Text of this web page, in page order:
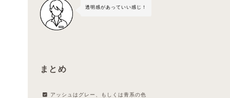
透明感があっていい感じ！
まとめ
アッシュはグレー、もしくは青系の色